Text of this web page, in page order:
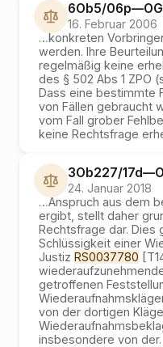
6Ob5/06p—
16. Februar 2006
…konkreten
werden. Ihre
regelmäßig keine
des § 502 Abs 1 ZPO
Dass eine bestimmte
von Fällen gebraucht
vom Fall grober
keine Rechtsfrage
3Ob227/17d—
24. Januar 2018
…Anspruch aus dem
ergibt, stellt daher
Rechtsfrage dar. Dies
Schlüssigkeit einer
Justiz RS0037780
getroffenen
von der dortigen
insbesondere von der